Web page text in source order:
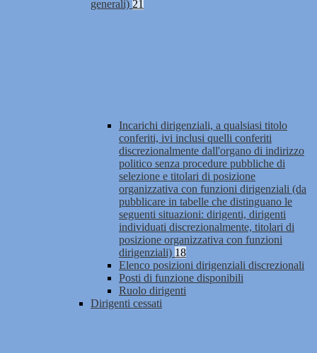
generali) 21
Incarichi dirigenziali, a qualsiasi titolo
conferiti, ivi inclusi quelli conferiti
discrezionalmente dall'organo di indirizzo
politico senza procedure pubbliche di
selezione e titolari di posizione
organizzativa con funzioni dirigenziali (da
pubblicare in tabelle che distinguano le
seguenti situazioni: dirigenti, dirigenti
individuati discrezionalmente, titolari di
posizione organizzativa con funzioni
dirigenziali) 18
Elenco posizioni dirigenziali discrezionali
Posti di funzione disponibili
Ruolo dirigenti
Dirigenti cessati